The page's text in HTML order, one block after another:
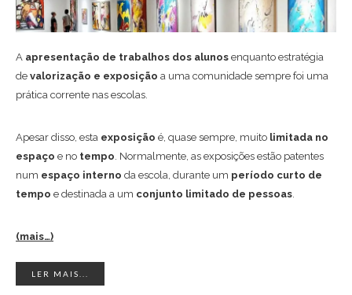
A apresentação de trabalhos dos alunos enquanto estratégia
de valorização e exposição a uma comunidade sempre foi uma
prática corrente nas escolas.
Apesar disso, esta exposição é, quase sempre, muito limitada no
espaço e no tempo . Normalmente, as exposições estão patentes
num espaço interno da escola, durante um período curto de
tempo e destinada a um conjunto limitado de pessoas
(mais…)
LER MAIS...